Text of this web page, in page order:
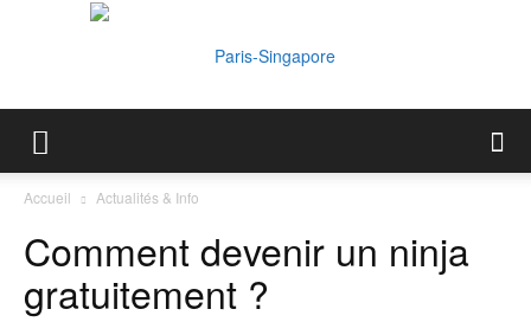
Singapore
Accueil Actualités & Info
Comment devenir un ninja
gratuitement ?